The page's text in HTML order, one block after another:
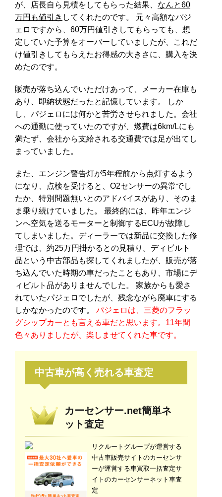
が、店長自ら見積をしてもらった結果、 なんと60
万円も値引き してくれたのです。 元々高額なパジ
ェロですから、60万円値引きしてもらっても、想
定していた予算をオーバーしていましたが、これだ
け値引きしてもらえたお得感の大きさに、購入を決
めたのです。
販売が落ち込んでいただけあって、メーカー在庫も
あり、即納状態だったと記憶しています。 しか
し、パジェロには何かと苦労させられました。会社
への通勤に使っていたのですが、燃費は6km/Lにも
満たず、会社から支給される交通費では足が出てし
まっていました。
また、エンジン警告灯が5年程前から点灯するよう
になり、点検を受けると、O2センサーの異常でし
たか、特別問題無いとのアドバイスがあり、そのま
ま乗り続けていました。 最終的には、昨年エンジ
ンへ空気を送るモーターと制御するECUが故障し
てしまいました。ディーラーでは新品に交換した修
理では、約25万円掛かるとの見積り。ディビルト
品という中古部品も探してくれましたが、販売が落
ち込んでいた時期の車だったこともあり、市場にデ
ィビルト品がありませんでした。 家族からも愛さ
れていたパジェロでしたが、残念ながら廃車にする
しかなかったのです。 パジェロは、三菱のフラッ
グシップカーとも言える車だと思います。11年間
色々ありましたが、楽しませてくれた車です。
中古車が高く売れる車査定
カーセンサー.net簡単ネ
ット査定
リクルートグループが運営する
中古車販売サイトのカーセンサ
ーが運営する車買取一括査定サ
イトのカーセンサーネット車査
定